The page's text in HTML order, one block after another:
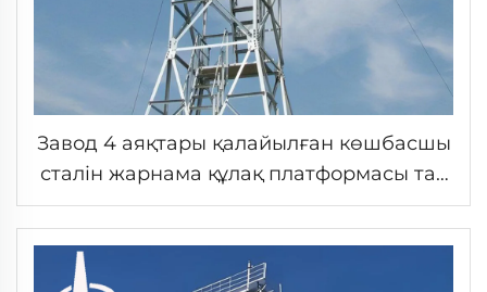
Завод 4 аяқтары қалайылған көшбасшы
сталін жарнама құлақ платформасы тау
шоғырдың орманы қарау атқару ғана
қалау қарау жүргеншілік құлақ сатып
алуда